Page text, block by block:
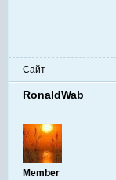
Сайт
RonaldWab
Member